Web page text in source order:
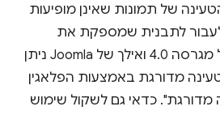
של תמונות שאינן מופיעות
לתבנית שמספקת את
הפונקציונליות הזו. החל מגרסה 4.0 ואילך של Joomla ניתן
מדורגת באמצעות הפלאגין
מדורגת". כדאי גם לשקול שימוש